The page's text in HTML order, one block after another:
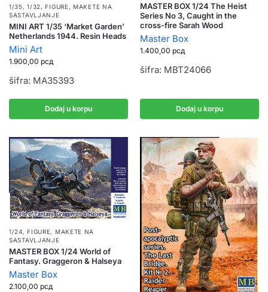
1/35, 1/32,FIGURE,MAKETE NA
SASTAVLJANJE
MINI ART 1/35 ‘Market Garden’
Netherlands 1944. Resin Heads
Mini Art
1.900,00 рсд
šifra: MA35393
Dodaj u korpu
MASTER BOX 1/24 The Heist
Series No 3, Caught in the
cross-fire Sarah Wood
Master Box
1.400,00 рсд
šifra: MBT24066
Dodaj u korpu
1/24, FIGURE, MAKETE NA
SASTAVLJANJE
MASTER BOX 1/24 World of
Fantasy. Graggeron & Halseya
Master Box
2.100,00 рсд